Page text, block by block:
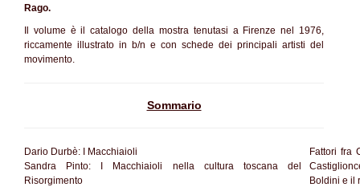
Rago.
Il volume è il catalogo della mostra tenutasi a Firenze nel 1976,
riccamente illustrato in b/n e con schede dei principali artisti del
movimento.
Sommario
Dario Durbè: I Macchiaioli
Sandra Pinto: I Macchiaioli nella cultura toscana del
Risorgimento
Fattori fra
Boldini e il